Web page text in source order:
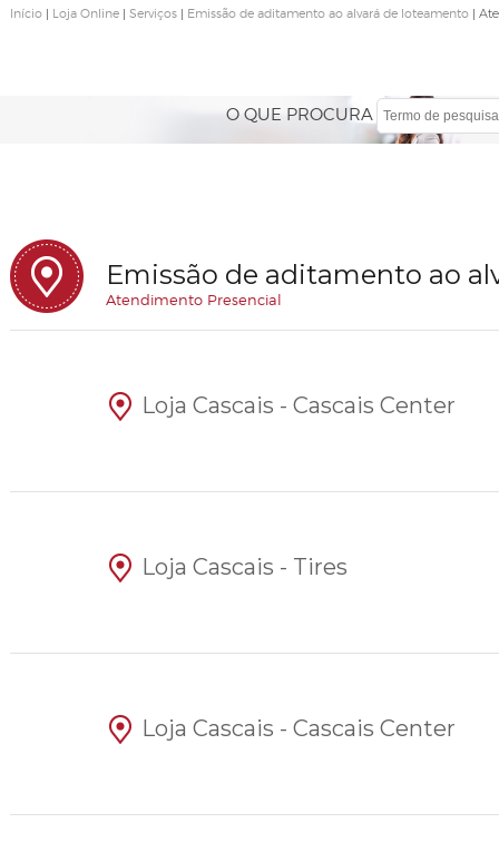
Início| Loja Online| Serviços| Emissão de aditamento ao alvará de loteamento |
O QUE PROCURA
Emissão de aditamento ao
Atendimento Presencial
Loja Cascais - Cascais Center
Loja Cascais - Tires
Loja Cascais - Cascais Center